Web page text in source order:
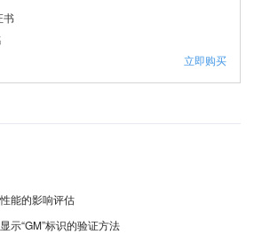
书
立即购买
能的影响评估
示“GM”标识的验证方法